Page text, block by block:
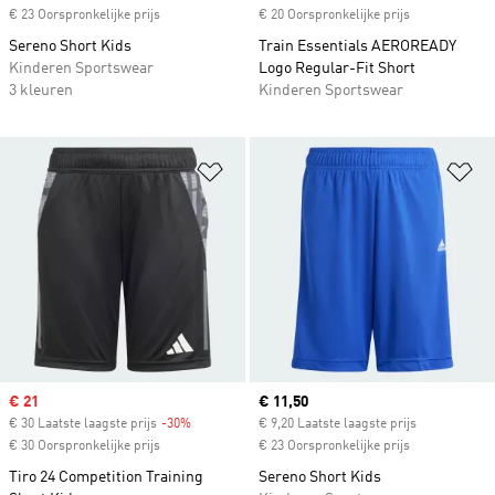
€ 23 Oorspronkelijke prijs
Sereno Short Kids
Kinderen Sportswear
3 kleuren
€ 20 Oorspronkelijke prijs
Train Essentials AEROREADY
Logo Regular-Fit Short
Kinderen Sportswear
Op verlanglijst zetten
Sale price
€ 21
€ 30 Laatste laagste prijs -30%
€ 30 Oorspronkelijke prijs
Tiro 24 Competition Training
Current price
€ 11,50
€ 9,20 Laatste laagste prijs
€ 23 Oorspronkelijke prijs
Sereno Short Kids